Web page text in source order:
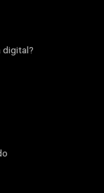
digital?